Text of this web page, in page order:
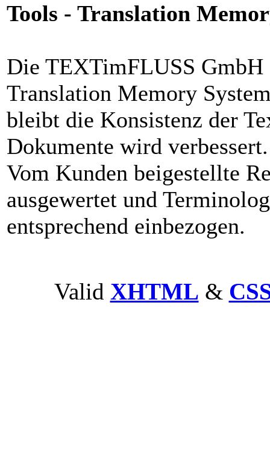
Tools - Translation
Die TEXTimFLUSS GmbH
Translation Memory
bleibt die Konsistenz der
Dokumente wird verbessert.
Vom Kunden beigestellte
ausgewertet und
entsprechend einbezogen.
Valid XHTML &